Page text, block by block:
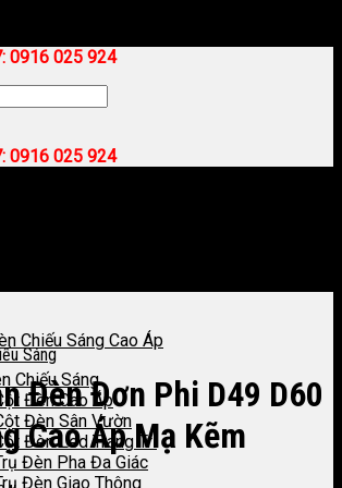
0916 025 924
0916 025 924
Sáng
Chiếu Sáng
Đèn Cao Áp
Đèn Sân Vườn
Đèn Led Trang Trí
Đèn Pha Đa Giác
Đèn Giao Thông
Chiếu Sáng Cao Áp
Đèn Đơn Phi D49 D60
Cao Áp Mạ Kẽm